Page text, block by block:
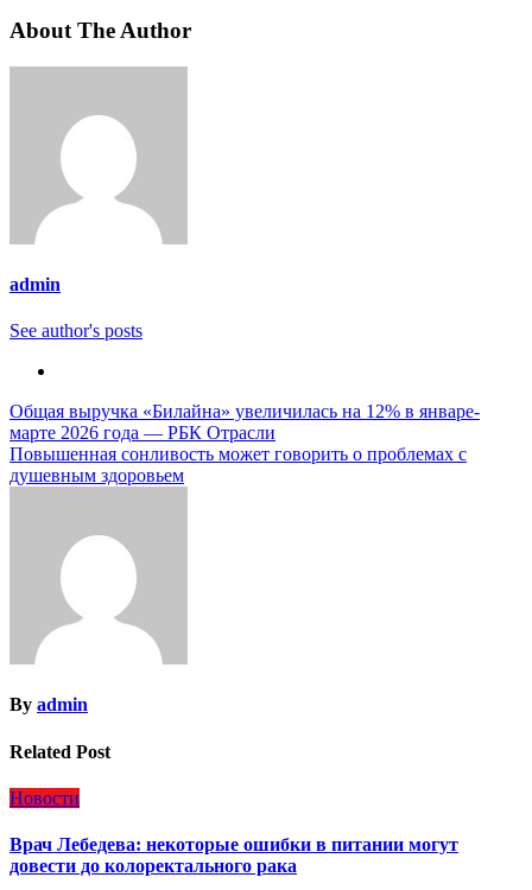
About The Author
admin
See author's posts
Навигация
по
записям
Общая выручка «Билайна» увеличилась на 12% в январе-
марте 2026 года — РБК Отрасли
Повышенная сонливость может говорить о проблемах с
душевным здоровьем
By admin
Related Post
Новости
Врач Лебедева: некоторые ошибки в питании могут
довести до колоректального рака